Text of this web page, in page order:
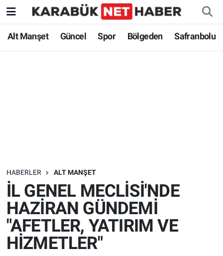
Alt Manşet Güncel Spor Bölgeden Safranbolu
HABERLER ALT MANŞET
İL GENEL MECLİSİ'NDE
HAZİRAN GÜNDEMİ
"AFETLER, YATIRIM VE
HİZMETLER"